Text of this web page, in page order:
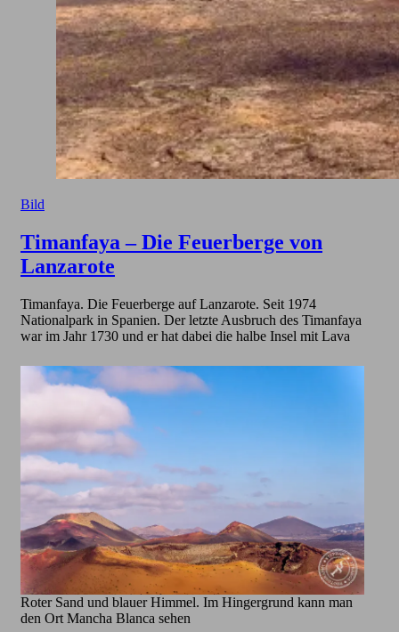
Bild
Timanfaya – Die Feuerberge von
Lanzarote
Timanfaya. Die Feuerberge auf Lanzarote. Seit 1974
Nationalpark in Spanien. Der letzte Ausbruch des Timanfaya
war im Jahr 1730 und er hat dabei die halbe Insel mit Lava
Roter Sand und blauer Himmel. Im Hingergrund kann man
den Ort Mancha Blanca sehen